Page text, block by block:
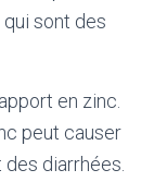
sont des
en zinc.
peut causer
diarrhées.